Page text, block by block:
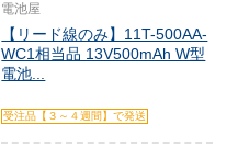
電池屋
【リード線のみ】11T-500AA-
WC1相当品 13V500mAh W型
電池...
受注品【３～４週間】で発送